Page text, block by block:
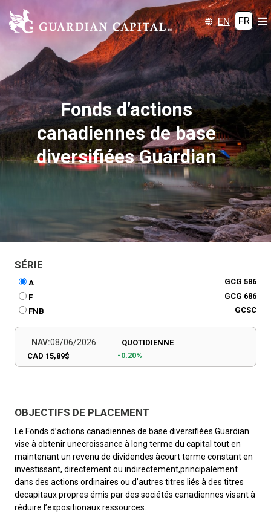
EN FR
Fonds d’actions
canadiennes de base
diversifiées Guardian
SÉRIE
A
GCG 586
F
GCG 686
FNB
GCSC
NAV:08/06/2026
CAD 15,89$
QUOTIDIENNE
-0.20%
OBJECTIFS DE PLACEMENT
Le Fonds d’actions canadiennes de base diversifiées Guardian
vise à obtenir unecroissance à long terme du capital tout en
maintenant un revenu de dividendes àcourt terme constant en
investissant, directement ou indirectement,principalement
dans des actions ordinaires ou d’autres titres liés à des titres
decapitaux propres émis par des sociétés canadiennes visant à
réduire l’expositionaux ressources.